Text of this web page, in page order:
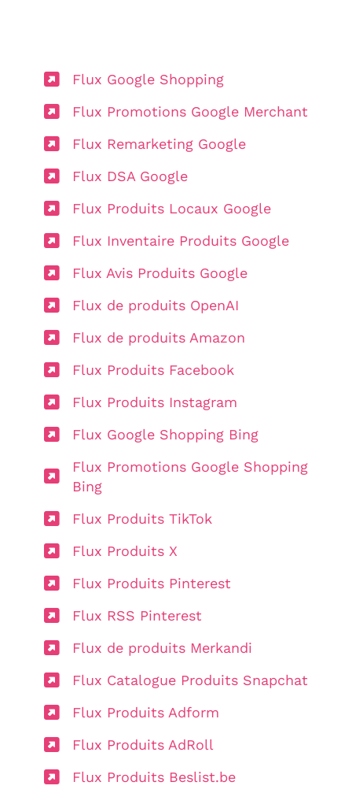
Flux Google Shopping
Flux Promotions Google Merchant
Flux Remarketing Google
Flux DSA Google
Flux Produits Locaux Google
Flux Inventaire Produits Google
Flux Avis Produits Google
Flux de produits OpenAI
Flux de produits Amazon
Flux Produits Facebook
Flux Produits Instagram
Flux Google Shopping Bing
Flux Promotions Google Shopping
Bing
Flux Produits TikTok
Flux Produits X
Flux Produits Pinterest
Flux RSS Pinterest
Flux de produits Merkandi
Flux Catalogue Produits Snapchat
Flux Produits Adform
Flux Produits AdRoll
Flux Produits Beslist.be